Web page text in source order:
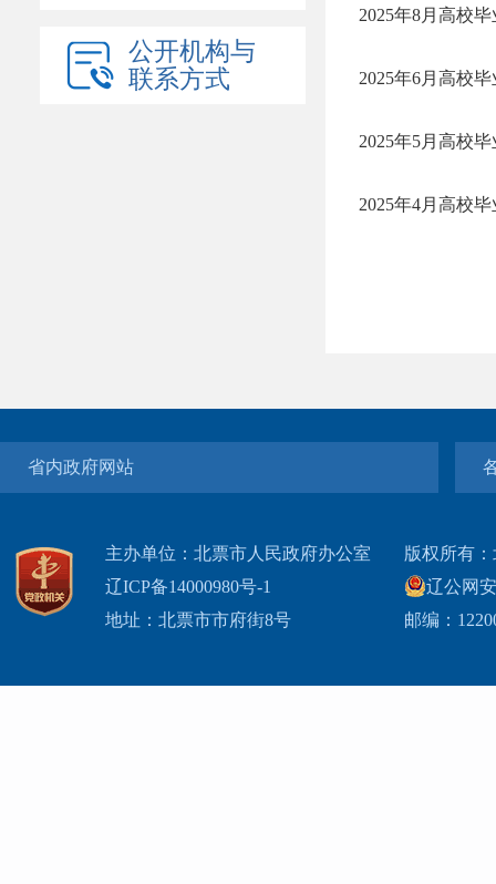
公开机构与
联系方式
2025年8月高校
2025年6月高校
2025年5月高校
2025年4月高校
省内政府网站
主办单位：北票市人民政府办公室
辽ICP备14000980号-1
地址：北票市市府街8号
版权所有
辽公网
邮编：